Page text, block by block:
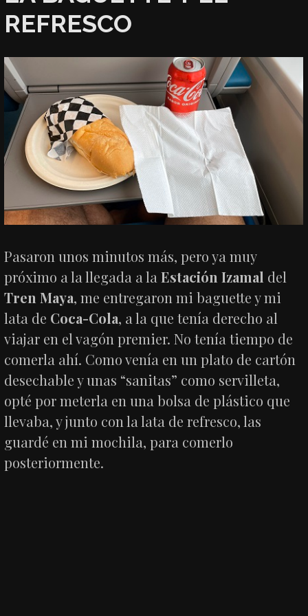
REFRESCO
Pasaron unos minutos más, pero ya muy
próximo a la llegada a laEstación Izamal del
Tren Maya, me entregaron mi baguette y mi
lata de Coca-Cola, a la que tenía derecho al
viajar en el vagón premier. No tenía tiempo de
comerla ahí. Como venía en un plato de cartón
desechable y unas “sanitas” como servilleta,
opté por meterla en una bolsa de plástico que
llevaba, y junto con la lata de refresco, las
guardé en mi mochila, para comerlo
posteriormente.